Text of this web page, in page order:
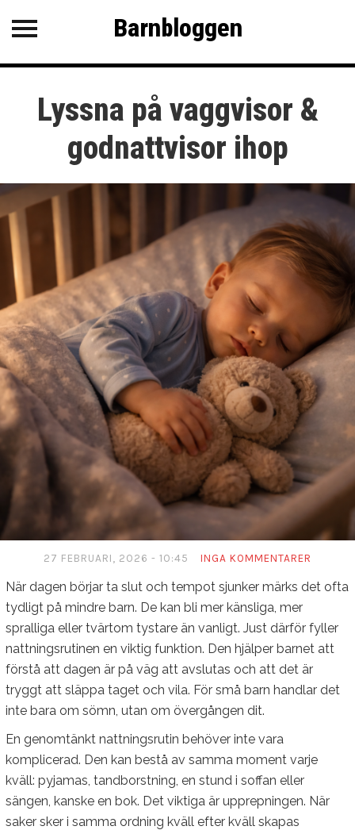
Barnbloggen
KATEGORIER
SENASTE INLÄGG
Tips för att få barnen att varva
Roliga och kluriga gåtor
Lugna VAB-aktiviteter när
barnen är sjuka
Lyssna på vaggvisor &
godnattvisor ihop
Barnbloggen
Lyssna på vaggvisor &
godnattvisor ihop
27 FEBRUARI, 2026 - 10:45 INGA KOMMENTARER
När dagen börjar ta slut och tempot sjunker märks det ofta
tydligt på mindre barn. De kan bli mer känsliga, mer
spralliga eller tvärtom tystare än vanligt. Just därför fyller
nattningsrutinen en viktig funktion. Den hjälper barnet att
förstå att dagen är på väg att avslutas och att det är
tryggt att släppa taget och vila. För små barn handlar det
inte bara om sömn, utan om övergången dit.
En genomtänkt nattningsrutin behöver inte vara
komplicerad. Den kan bestå av samma moment varje
kväll: pyjamas, tandborstning, en stund i soffan eller
sängen, kanske en bok. Det viktiga är upprepningen. När
saker sker i samma ordning kväll efter kväll skapas